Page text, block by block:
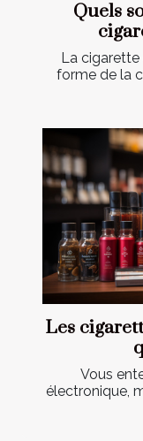
Quels
La
forme de la
Les
Vous
électronique,